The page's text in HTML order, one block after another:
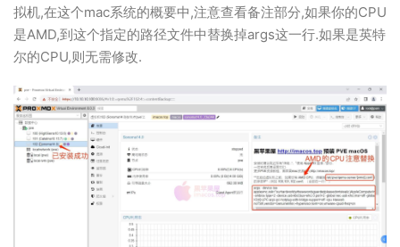
拟机,在这个mac系统的概要中,注意查看备注部分,如果你的CPU
是AMD,到这个指定的路径文件中替换掉args这一行.如果是英特
尔的CPU,则无需修改.